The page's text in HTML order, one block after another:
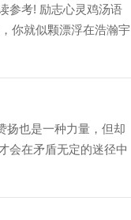
参考! 励志心灵鸡汤语
你就似颗漂浮在浩瀚宇
扬也是一种力量，但却
会在矛盾无定的迷径中